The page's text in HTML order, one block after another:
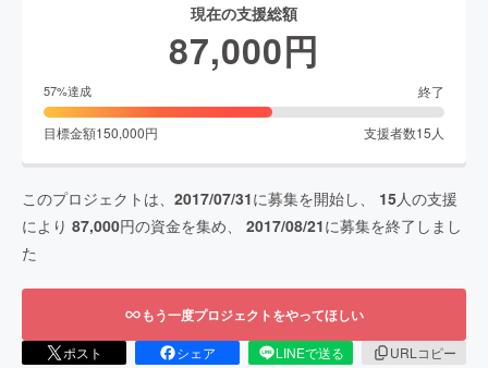
現在の支援総額
87,000円
57%達成 終了
目標金額150,000円 支援者数15 人
このプロジェクトは、 2017/07/31に募集を開始し、 15人の支援
により 87,000円の資金を集め、 2017/08/21に募集を終了しまし
た
もう一度プロジェクトをやってほしい
ポスト シェア LINEで送る
URLコピー